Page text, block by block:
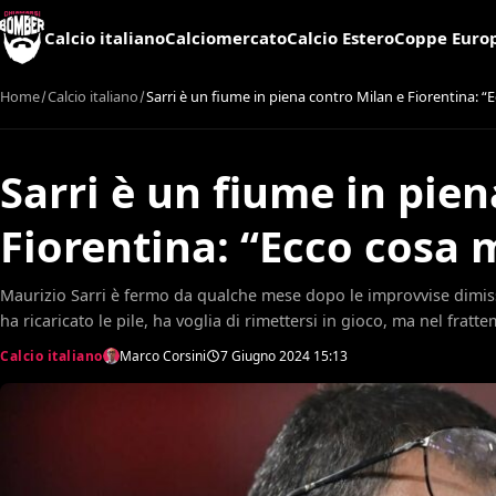
Calcio italianoCalciomercatoCalcio EsteroCoppe
Home Calcio italiano Sarri è un fiume in piena contro Milan e Fiorentina:
Sarri è un fiume in
Fiorentina: “Ecco cosa
Maurizio Sarri è fermo da qualche mese dopo le improvvise
ha ricaricato le pile, ha voglia di rimettersi in gioco, ma nel
Calcio italiano Marco Corsini 7 Giugno 2024 15:13